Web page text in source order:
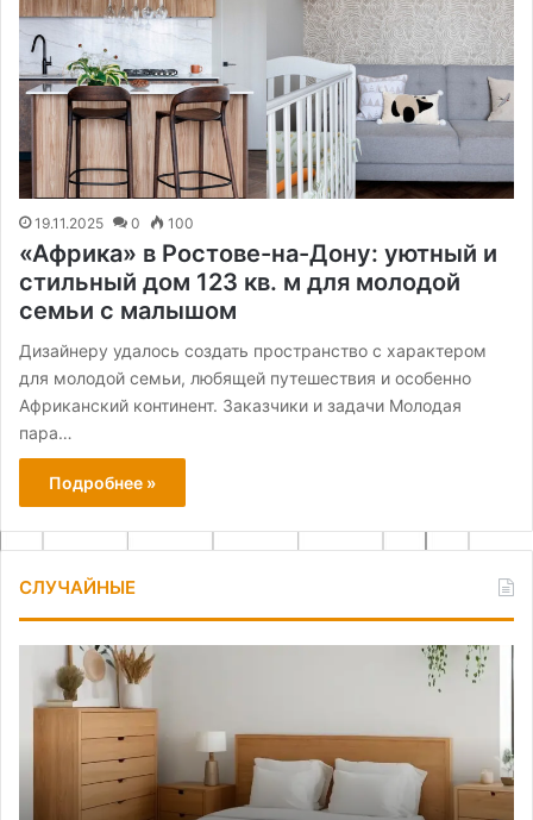
19.11.2025 0 100
«Африка» в Ростове-на-Дону: уютный и
стильный дом 123 кв. м для молодой
семьи с малышом
Дизайнеру удалось создать пространство с характером
для молодой семьи, любящей путешествия и особенно
Африканский континент. Заказчики и задачи Молодая
пара…
Подробнее »
СЛУЧАЙНЫЕ
для
хранения
использовать